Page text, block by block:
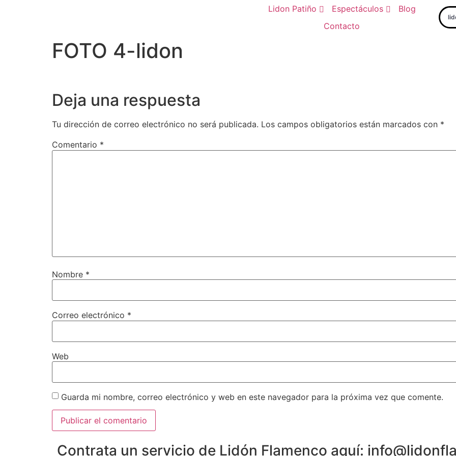
Lidon Patiño Espectáculos
Blog
Contacto
FOTO 4-lidon
Deja una respuesta
Tu dirección de correo electrónico no será publicada. Los campos obligatorios están marcados con *
Comentario *
Nombre *
Correo electrónico *
Web
Guarda mi nombre, correo electrónico y web en este navegador para la próxima vez que comente.
Contrata un servicio de Lidón Flamenco aquí: